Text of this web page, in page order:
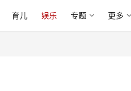
育儿 娱乐 专题 更多